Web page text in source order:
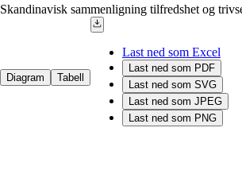
Skandinavisk sammenligning tilfredshet og
Diagram Tabell
Last ned som Excel
Last ned som PDF
Last ned som SVG
Last ned som JPEG
Last ned som PNG